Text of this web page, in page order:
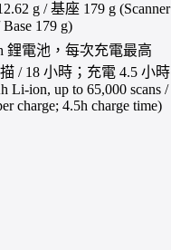
g / 基座 179 g (Scanner
179 g)
鋰電池，每次充電最高
/ 18 小時；充電 4.5 小時
Li-ion, up to 65,000 scans /
charge; 4.5h charge time)